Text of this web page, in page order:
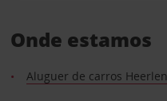
Onde estamos
Aluguer de carros Heerlen